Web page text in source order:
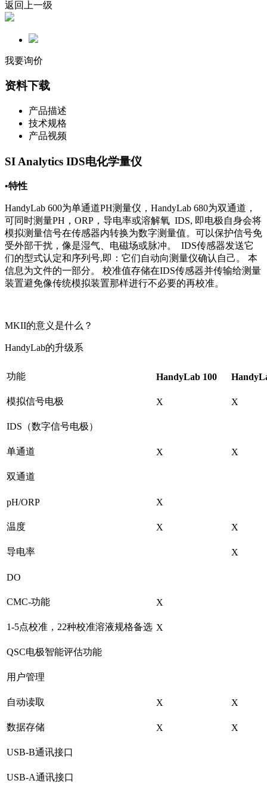
返回上一级
我要询价
资料下载
产品描述
技术规格
产品视频
SI Analytics IDS电化学量仪
•特性
HandyLab 600为单通道PH测量仪，HandyLab 680为双通道，
可同时测量PH，ORP，导电率或溶解氧 IDS, 即电极自身会将
模拟测量信号在传感器内转换为数字测量值。可以保护信号免
受外部干扰，像是湿气、电磁场或脉冲。 IDS传感器发送它
们的型式认定和序列号,即：它们自动向测量仪确认自己。 本
信息为文件的一部分。 校准值存储在IDS传感器并传输给测量
装置避免像传统模拟装置那样进行不必要的再校准。
MKII的意义是什么？
HandyLab的升级系
功能 HandyLab 100
模拟信号电极 X X
IDS（数字信号电极）
单通道 X X
双通道
pH/ORP X
温度 X X
导电率 X
DO
CMC-功能 X
1-5点校准，22种校准溶液规格备选 X
QSC电极智能评估功能
用户管理
自动读取 X X
数据存储 X X
USB-B通讯接口
USB-A通讯接口